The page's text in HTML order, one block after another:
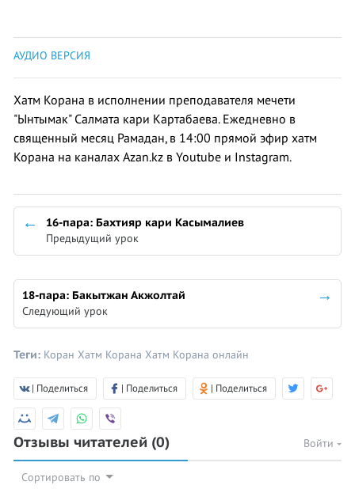
АУДИО ВЕРСИЯ
Хатм Корана в исполнении преподавателя мечети
"Ынтымак" Салмата кари Картабаева. Ежедневно в
священный месяц Рамадан, в 14:00​ прямой эфир хатм
Корана на каналах Azan.kz в Youtube и Instagram.
16-пара: Бахтияр кари Касымалиев
Предыдущий урок
18-пара: Бакытжан Акжолтай
Следующий урок
Теги: Коран Хатм Корана Хатм Корана онлайн
| Поделиться | Поделиться | Поделиться
Отзывы читателей (0) Войти
Сортировать по